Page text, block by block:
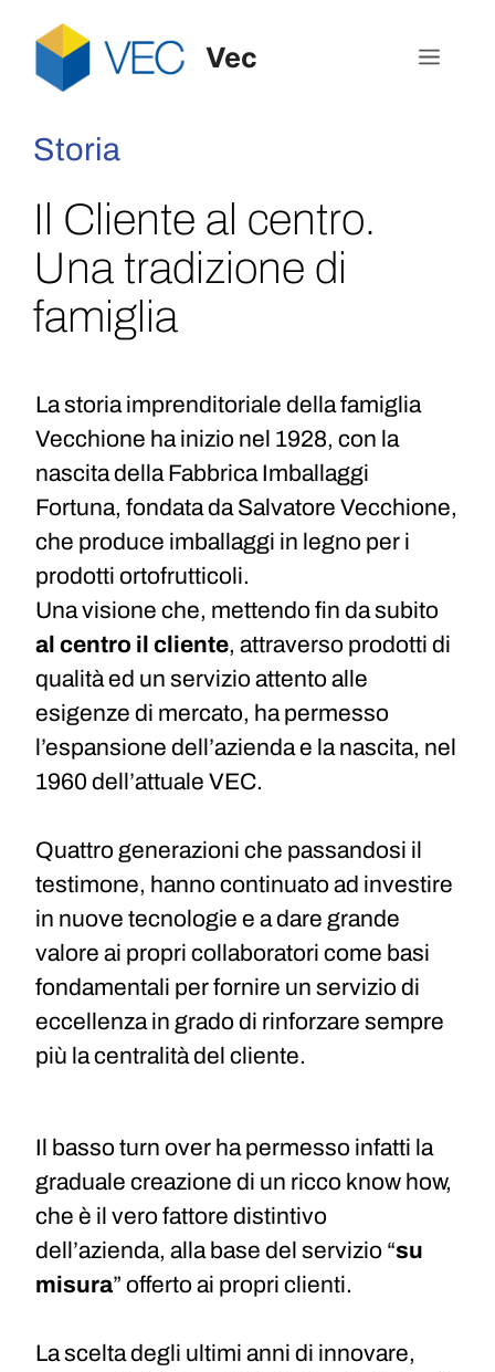
Vec
Storia
Il Cliente al centro.
Una tradizione di
famiglia
La storia imprenditoriale della famiglia
Vecchione ha inizio nel 1928, con la
nascita della Fabbrica Imballaggi
Fortuna, fondata da Salvatore Vecchione,
che produce imballaggi in legno per i
prodotti ortofrutticoli.
Una visione che, mettendo fin da subito
al centro il cliente, attraverso prodotti di
qualità ed un servizio attento alle
esigenze di mercato, ha permesso
l’espansione dell’azienda e la nascita, nel
1960 dell’attuale VEC.
Quattro generazioni che passandosi il
testimone, hanno continuato ad investire
in nuove tecnologie e a dare grande
valore ai propri collaboratori come basi
fondamentali per fornire un servizio di
eccellenza in grado di rinforzare sempre
più la centralità del cliente.
Il basso turn over ha permesso infatti la
graduale creazione di un ricco know how,
che è il vero fattore distintivo
dell’azienda, alla base del servizio “su
misura” offerto ai propri clienti.
La scelta degli ultimi anni di innovare,